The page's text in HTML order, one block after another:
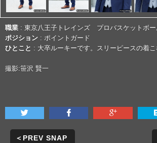
職業 : 東京八王子トレインズ プロバスケットボー
ポジション : ポイントガード
ひとこと : 大卒ルーキーです。スリーピースの着
撮影:笹沢 賢一
  
＜PREV SNAP